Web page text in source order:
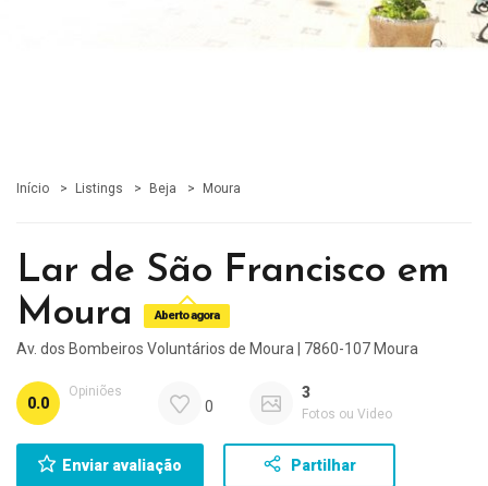
Início Listings Beja Moura
Lar de São Francisco em
Moura
Aberto agora
Av. dos Bombeiros Voluntários de Moura | 7860-107 Moura
0.0
Opiniões
0
3
Fotos ou Video
Enviar avaliação Partilhar